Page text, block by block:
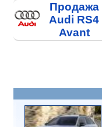
Продажа
Audi RS4
Avant